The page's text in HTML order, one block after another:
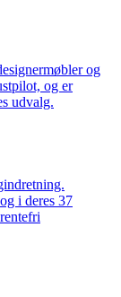
og
og er
udvalg.
i deres 37